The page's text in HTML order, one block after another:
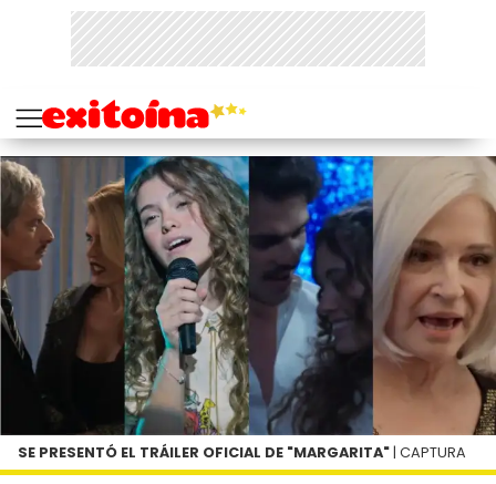
SE PRESENTÓ EL TRÁILER OFICIAL DE "MARGARITA" | CAPTURA